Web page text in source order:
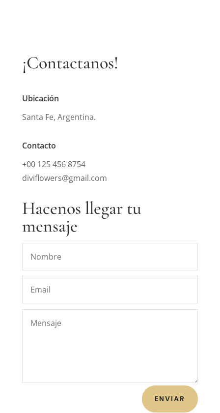
¡Contactanos!
Ubicación
Santa Fe, Argentina.
Contacto
+00 125 456 8754
diviflowers@gmail.com
Hacenos llegar tu
mensaje
ENVIAR